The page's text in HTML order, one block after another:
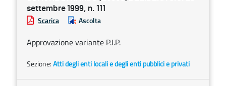
settembre 1999, n. 111
Scarica Ascolta
Approvazione variante P.I.P.
Sezione:Atti degli enti locali e degli enti pubblici e privati